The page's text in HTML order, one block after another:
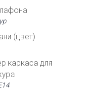
(цвет)
каркаса для